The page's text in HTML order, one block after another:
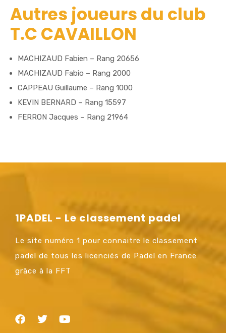
Autres joueurs du club
T.C CAVAILLON
MACHIZAUD Fabien – Rang 20656
MACHIZAUD Fabio – Rang 2000
CAPPEAU Guillaume – Rang 1000
KEVIN BERNARD – Rang 15597
FERRON Jacques – Rang 21964
1PADEL - Le classement padel
Le site numéro 1 pour connaitre le classement
padel de tous les licenciés de Padel en France
grâce à la FFT